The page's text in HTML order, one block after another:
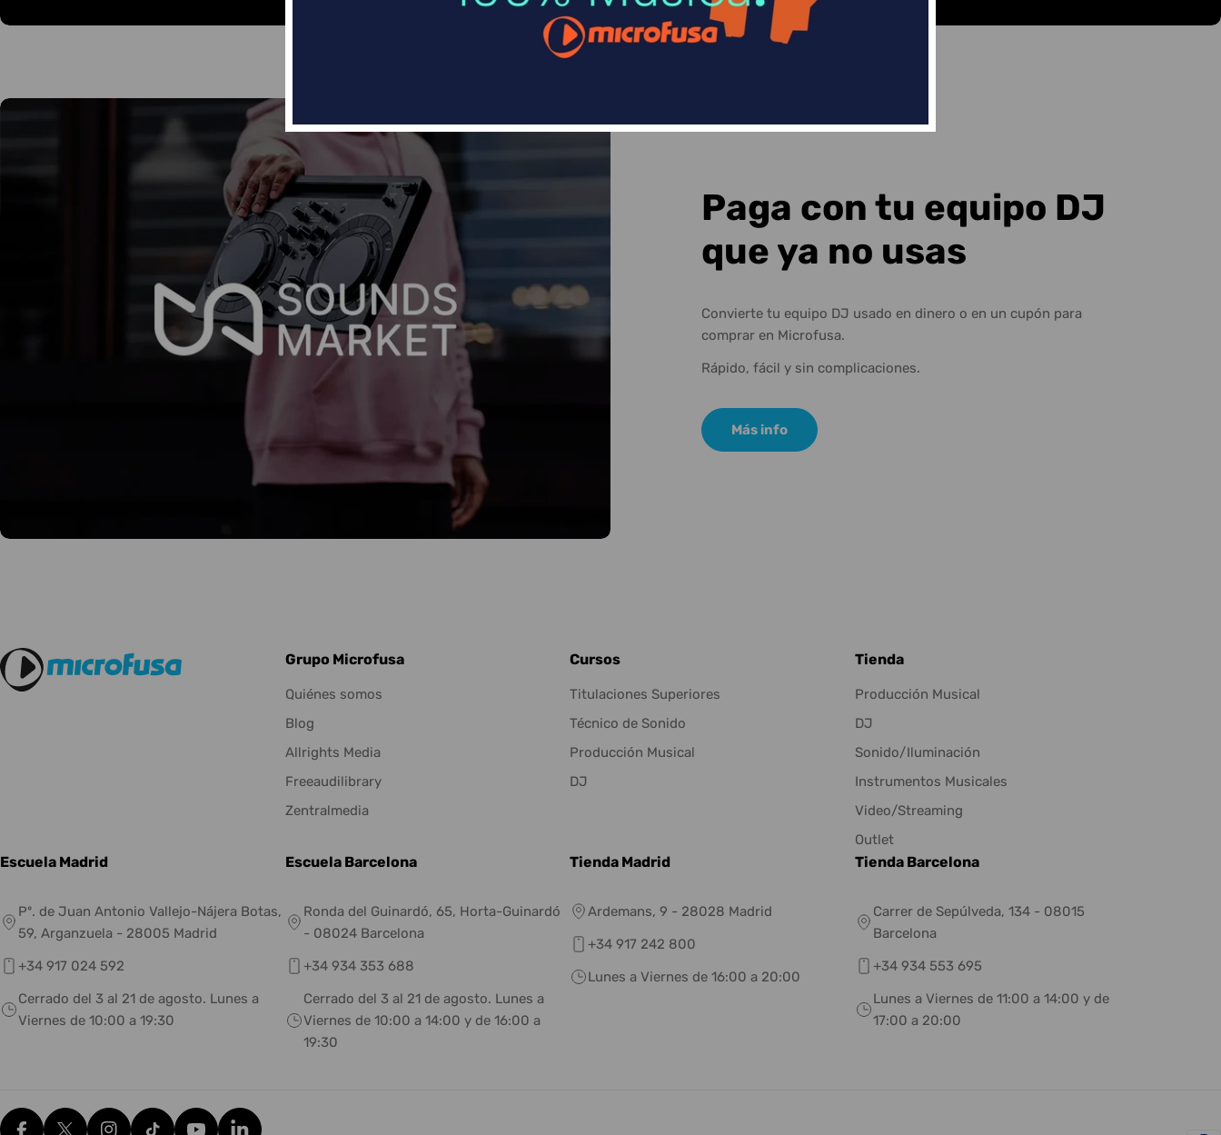
Paga con tu equipo DJ
que ya no usas
Convierte tu equipo DJ usado en dinero o en un cupón para
comprar en Microfusa.
Rápido, fácil y sin complicaciones.
Más info
Grupo Microfusa
Quiénes somos
Blog
Allrights Media
Freeaudilibrary
Zentralmedia
Cursos
Titulaciones Superiores
Técnico de Sonido
Producción Musical
DJ
Tienda
Producción Musical
DJ
Sonido/Iluminación
Instrumentos Musicales
Video/Streaming
Outlet
Escuela Madrid
Pº. de Juan Antonio Vallejo-Nájera Botas,
59, Arganzuela - 28005 Madrid
+34 917 024 592
Cerrado del 3 al 21 de agosto. Lunes a
Viernes de 10:00 a 19:30
Escuela Barcelona
Ronda del Guinardó, 65, Horta-Guinardó
- 08024 Barcelona
+34 934 353 688
Cerrado del 3 al 21 de agosto. Lunes a
Viernes de 10:00 a 14:00 y de 16:00 a
19:30
Tienda Madrid
Ardemans, 9 - 28028 Madrid
+34 917 242 800
Lunes a Viernes de 16:00 a 20:00
Tienda Barcelona
Carrer de Sepúlveda, 134 - 08015
Barcelona
+34 934 553 695
Lunes a Viernes de 11:00 a 14:00 y de
17:00 a 20:00